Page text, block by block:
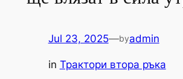
Jul 23, 2025—byadmin
in Трактори втора ръка